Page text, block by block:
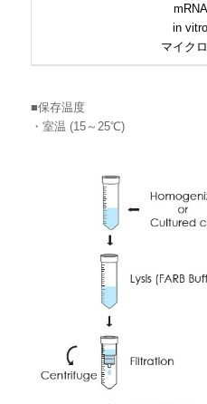
in
マイク
■保存温度
・室温 (15～25℃)